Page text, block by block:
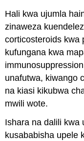
Hali kwa ujumla
zinaweza
corticosteroids kwa
kufungana kwa
unafutwa, kiwango
na kiasi kikubwa
mwili wote.
Ishara na dalili kwa
kusababisha upele